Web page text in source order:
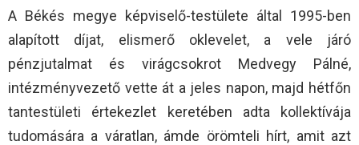
A Békés megye képviselő-testülete által 1995-ben
alapított díjat, elismerő oklevelet, a vele járó
pénzjutalmat és virágcsokrot Medvegy Pálné,
intézményvezető vette át a jeles napon, majd hétfőn
tantestületi értekezlet keretében adta kollektívája
tudomására a váratlan, ámde örömteli hírt, amit azt